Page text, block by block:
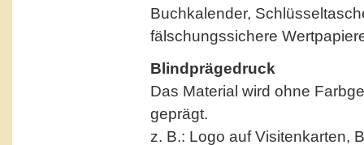
Buchkalender,
fälschungssichere
Blindprägedruck
Das Material wird ohne
geprägt.
z. B.: Logo auf Visitenkarten,